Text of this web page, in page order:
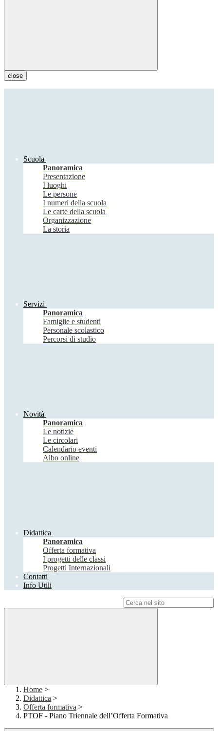
close
Scuola
Panoramica
Presentazione
I luoghi
Le persone
I numeri della scuola
Le carte della scuola
Organizzazione
La storia
Servizi
Panoramica
Famiglie e studenti
Personale scolastico
Percorsi di studio
Novità
Panoramica
Le notizie
Le circolari
Calendario eventi
Albo online
Didattica
Panoramica
Offerta formativa
I progetti delle classi
Progetti Internazionali
Contatti
Info Utili
Home >
Didattica >
Offerta formativa >
PTOF - Piano Triennale dell’Offerta Formativa